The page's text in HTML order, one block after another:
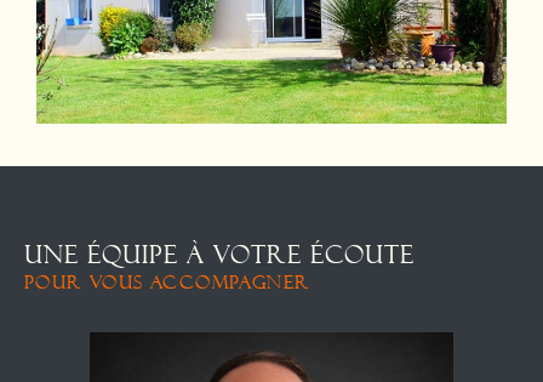
UNE ÉQUIPE À VOTRE ÉCOUTE
POUR VOUS ACCOMPAGNER